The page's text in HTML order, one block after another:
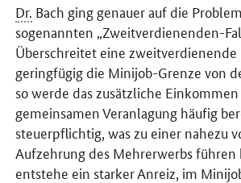
Dr. Bach ging genauer auf die
sogenannten „Zweitverdienenden-
Überschreitet eine zweitverdienende
geringfügig die Minijob-Grenze von
so werde das zusätzliche
gemeinsamen Veranlagung häufig
steuerpflichtig, was zu einer nahezu
Aufzehrung des Mehrerwerbs führen
entstehe ein starker Anreiz, im